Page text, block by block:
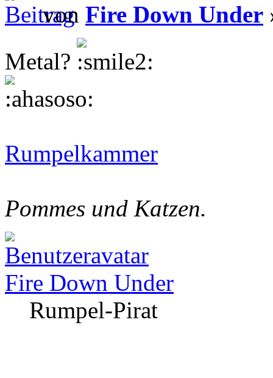
von Fire Down Under
Metal?
Rumpelkammer
Pommes und Katzen.
Fire Down Under
Rumpel-Pirat